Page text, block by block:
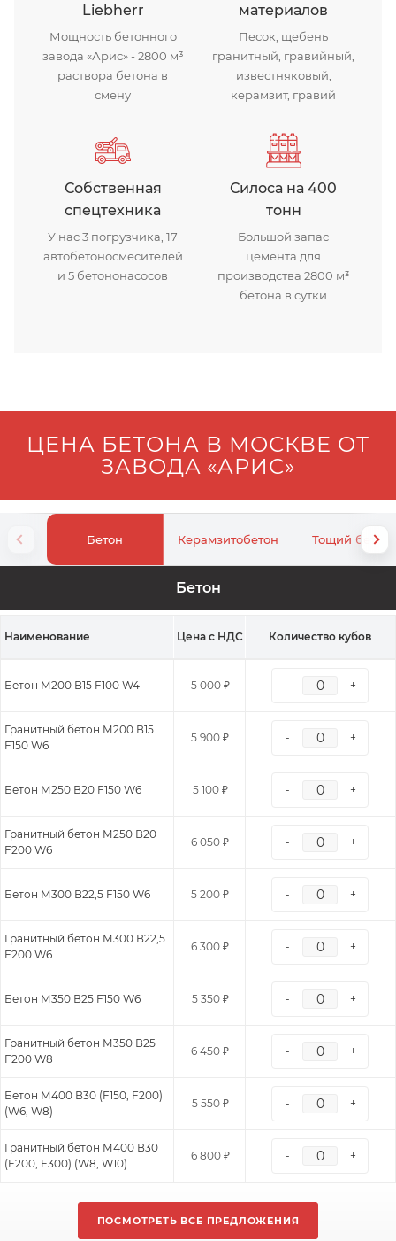
Liebherr
Мощность бетонного
завода «Арис» - 2800 м³
раствора бетона в
смену
материалов
Песок, щебень
гранитный, гравийный,
известняковый,
керамзит, гравий
Собственная
спецтехника
У нас 3 погрузчика, 17
автобетоносмесителей
и 5 бетононасосов
Силоса на 400
тонн
Большой запас
цемента для
производства 2800 м³
бетона в сутки
ЦЕНА БЕТОНА В МОСКВЕ ОТ
ЗАВОДА «АРИС»
Бетон Керамзитобетон Тощий бетон
Бетон
Наименование Цена с НДС Количество кубов
Бетон М200 В15 F100 W4 5 000 ₽ - +
Гранитный бетон М200 В15
F150 W6
5 900 ₽ - +
Бетон М250 В20 F150 W6 5 100 ₽ - +
Гранитный бетон М250 В20
F200 W6
6 050 ₽ - +
Бетон М300 В22,5 F150 W6 5 200 ₽ - +
Гранитный бетон М300 В22,5
F200 W6
6 300 ₽ - +
Бетон М350 В25 F150 W6 5 350 ₽ - +
Гранитный бетон М350 В25
F200 W8
6 450 ₽ - +
Бетон М400 В30 (F150, F200)
(W6, W8)
5 550 ₽ - +
Гранитный бетон М400 В30
(F200, F300) (W8, W10)
6 800 ₽ - +
ПОСМОТРЕТЬ ВСЕ ПРЕДЛОЖЕНИЯ